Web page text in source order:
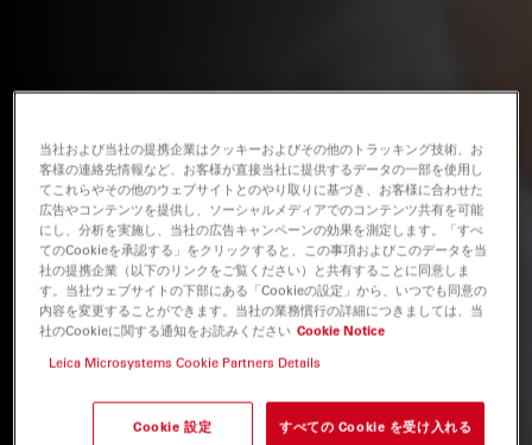
当社および当社の提携企業はクッキーおよびその他のトラッキング技術、お
客様の連絡先情報など、お客様が直接当社に提供するデータの一部を使用し
てこれらやその他のウェブサイトとのやり取りに基づき、お客様に合わせた
広告やコンテンツを提供し、ソーシャルメディアでのコンテンツ共有を可能
にし、分析を実施し、当社の広告キャンペーンの効果を測定します。「すべ
てのCookieを承認する」をクリックすると、この事項およびこのデータを当
社の提携企業（以下のリンクをご覧ください）と共有することに同意しま
す。当社ウェブサイトの下部にある「Cookieの設定」から、いつでも同意の
内容を変更することができます。当社の業務慣行の詳細につきましては、当
社のCookieに関する通知をお読みください Cookie Notice
Leica Microsystems Cookie Partners Details
Cookie 設定 すべての Cookie を受け入れる